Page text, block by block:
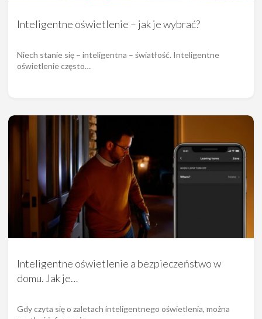
Inteligentne oświetlenie – jak je wybrać?
Niech stanie się – inteligentna – światłość. Inteligentne
oświetlenie często…
Inteligentne oświetlenie a bezpieczeństwo w
domu. Jak je…
Gdy czyta się o zaletach inteligentnego oświetlenia, można